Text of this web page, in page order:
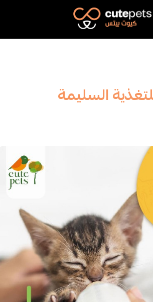
Cutepets
السليمة